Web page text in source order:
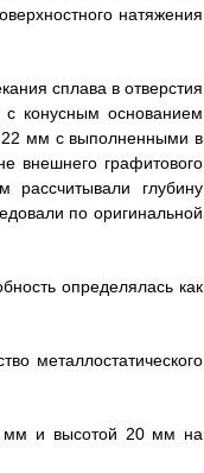
натяжения
сплава в отверстия
конусным основанием
22 мм с выполненными в
внешнего графитового
рассчитывали глубину
по оригинальной
определялась как
металлостатического
мм и высотой 20 мм на